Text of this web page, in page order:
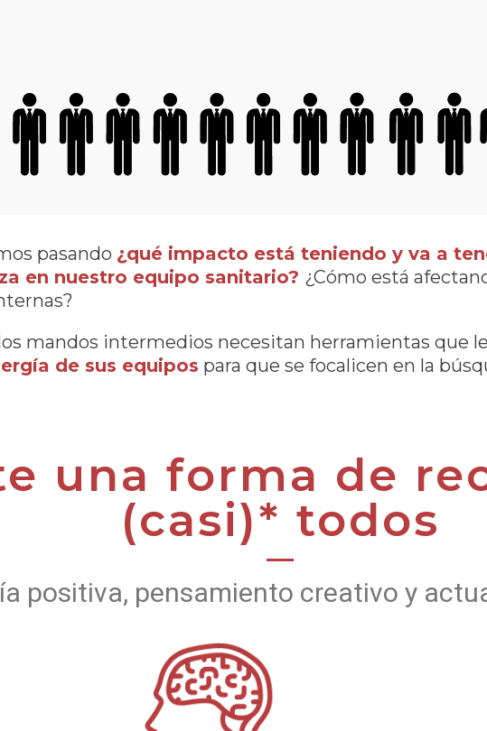
pasando ¿qué impacto está teniendo y va a
en nuestro equipo sanitario? ¿Cómo está
mandos intermedios necesitan herramientas que
de sus equipos para que se focalicen en la
una forma de
(casi)* todos
positiva, pensamiento creativo y